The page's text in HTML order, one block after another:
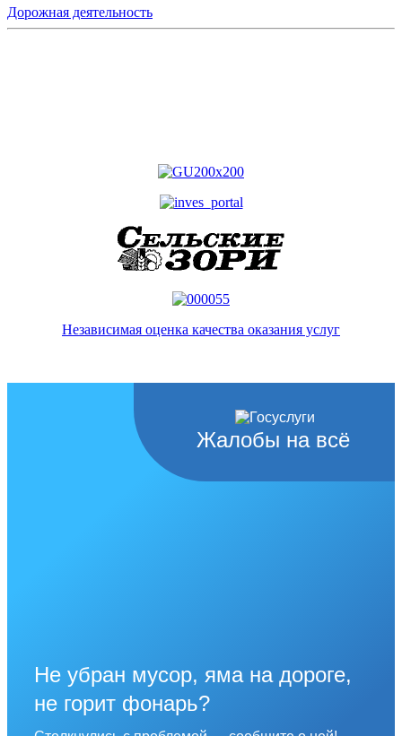
Дорожная деятельность
Независимая оценка качества оказания услуг
Жалобы на всё
Не убран мусор, яма на дороге,
не горит фонарь?